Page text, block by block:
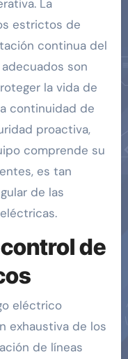
La
estrictos de
continua del
son
la vida de
continuidad de
proactiva,
comprende su
es tan
de las
de
eléctrico
exhaustiva de los
de líneas